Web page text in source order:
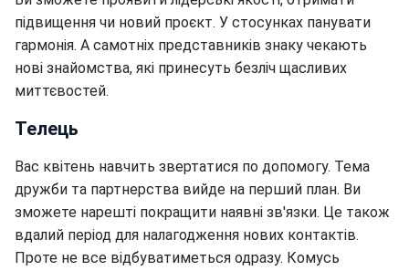
підвищення чи новий проєкт. У стосунках панувати
гармонія. А самотніх представників знаку чекають
нові знайомства, які принесуть безліч щасливих
миттєвостей.
Телець
Вас квітень навчить звертатися по допомогу. Тема
дружби та партнерства вийде на перший план. Ви
зможете нарешті покращити наявні зв'язки. Це також
вдалий період для налагодження нових контактів.
Проте не все відбуватиметься одразу. Комусь